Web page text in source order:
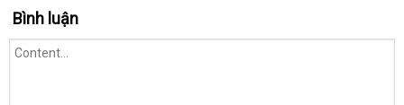
độ
giá
sỉ
,
pin
Bình luận